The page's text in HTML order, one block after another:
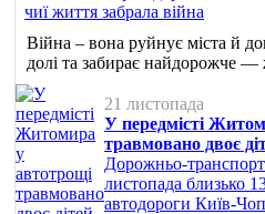
Війна – вона руйнує міста й
долі та забирає найдорожче
21 листопада
У передмісті
травмовано двоє
Дорожньо-
листопада близько
автодороги Київ-